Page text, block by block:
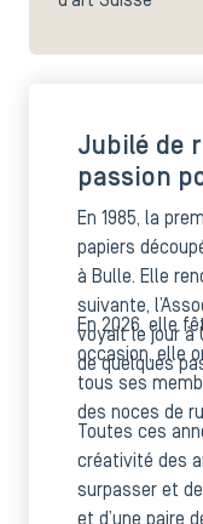
Jubilé de
passion
En 1985, la
papiers
à Bulle. Elle
suivante,
voyait le jour à
de quelques
En 2026, elle
occasion, elle
tous ses
des noces de
Toutes ces
créativité des
surpasser et
et d’une paire